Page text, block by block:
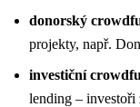
donorský
projekty, např.
investiční
lending –